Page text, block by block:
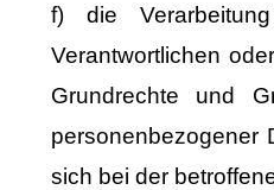
f) die
Verantwortlichen
Grundrechte und
personenbezogener
sich bei der